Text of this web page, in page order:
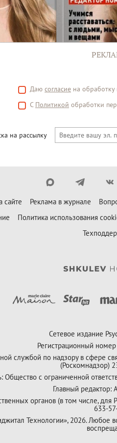
Даю согласие на
С Политикой обработки
на рассылку
сайте Реклама в журнале
Политика использования
Сетевое издание
Регистрационный
службой по надзору в сфере
(Роскомнадзор)
Общество с ограниченной
Главный редактор:
органов (в том числе,
633-
Технологии», 2026. Любое